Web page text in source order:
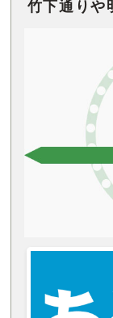
竹下通りや